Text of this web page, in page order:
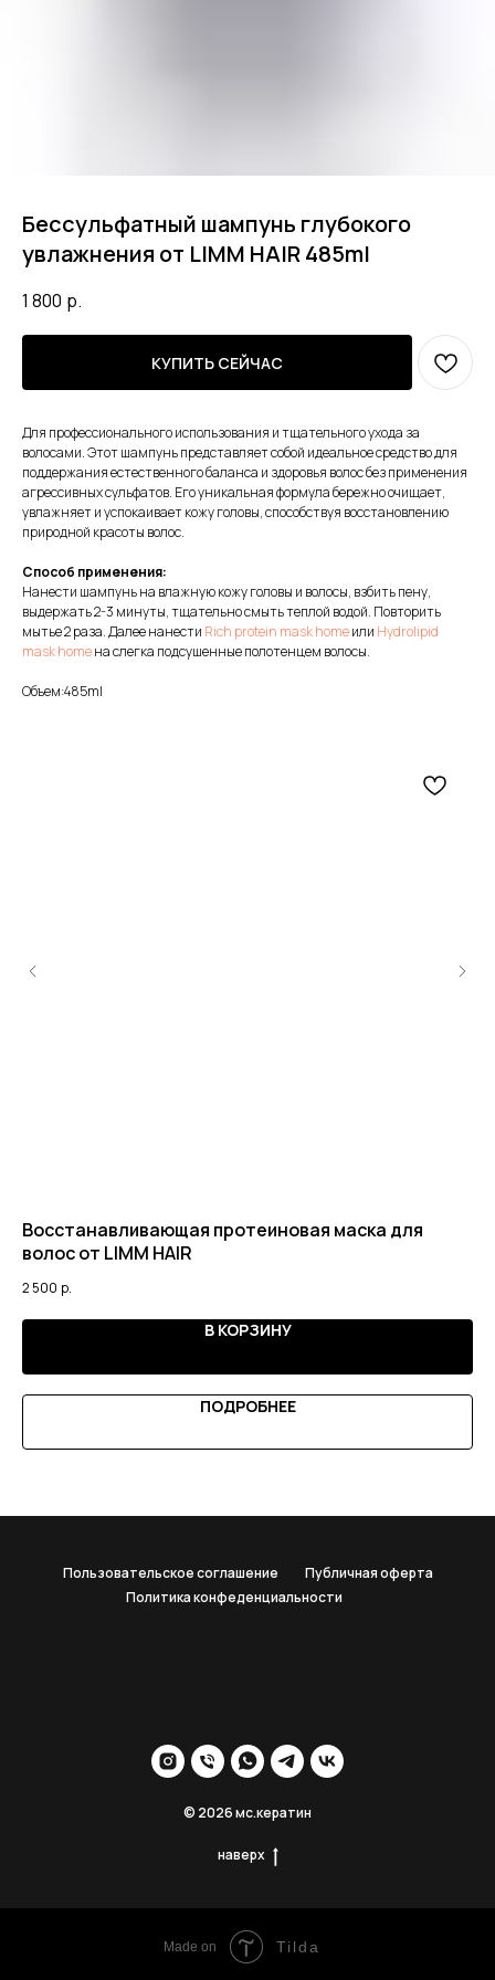
Бессульфатный шампунь глубокого
увлажнения от LIMM HAIR 485ml
1 800 р.
КУПИТЬ СЕЙЧАС
Для профессионального использования и тщательного ухода за
волосами. Этот шампунь представляет собой идеальное средство для
поддержания естественного баланса и здоровья волос без применения
агрессивных сульфатов. Его уникальная формула бережно очищает,
увлажняет и успокаивает кожу головы, способствуя восстановлению
природной красоты волос.
Способ применения:
Нанести шампунь на влажную кожу головы и волосы, взбить пену,
выдержать 2-3 минуты, тщательно смыть теплой водой. Повторить
мытье 2 раза. Далее нанести Rich protein mask homeили Hydrolipid
mask homeна слегка подсушенные полотенцем волосы.
Объем:485ml
Восстанавливающая протеиновая маска для
волос от LIMM HAIR
2 500 р.
В КОРЗИНУ
ПОДРОБНЕЕ
Пользовательское соглашение
Публичная оферта
Политика конфеденциальности
© 2026 мс.кератин
наверх
Made on Tilda